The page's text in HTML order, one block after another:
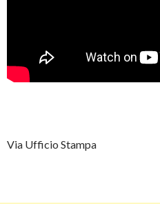
Via Ufficio Stampa